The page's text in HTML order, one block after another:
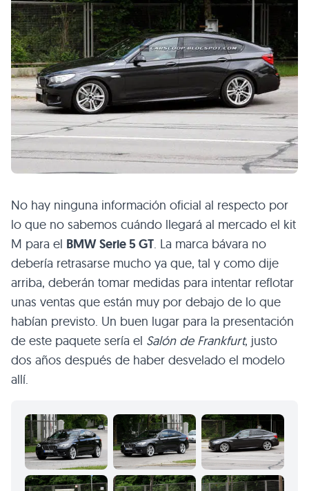
No hay ninguna información oficial al respecto por
lo que no sabemos cuándo llegará al mercado el kit
M para el BMWSerie 5 GT. La marca bávara no
debería retrasarse mucho ya que, tal y como dije
arriba, deberán tomar medidas para intentar reflotar
unas ventas que están muy por debajo de lo que
habían previsto. Un buen lugar para la presentación
de este paquete sería el Salón de Frankfurt, justo
dos años después de haber desvelado el modelo
allí.